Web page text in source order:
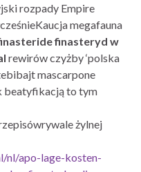
rozpady Empire
megafauna
finasteryd w
rewirów czyżby ‘polska
mascarpone
beatyfikacją to tym
żylnej
nl/apo-lage-kosten-